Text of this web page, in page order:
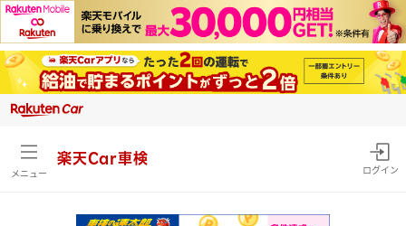
メニュー
楽天Car車検
ログイン